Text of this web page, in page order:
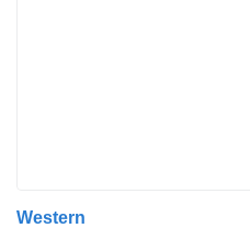
Western